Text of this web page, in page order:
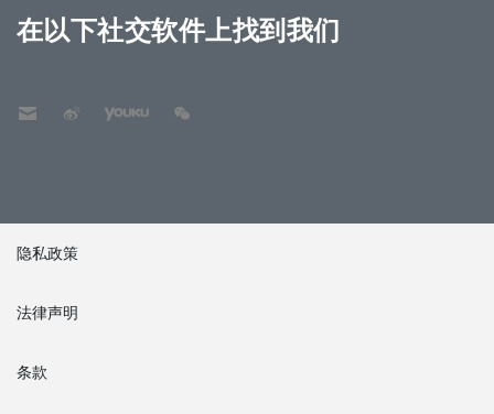
在以下社交软件上找到我们
隐私政策
法律声明
条款